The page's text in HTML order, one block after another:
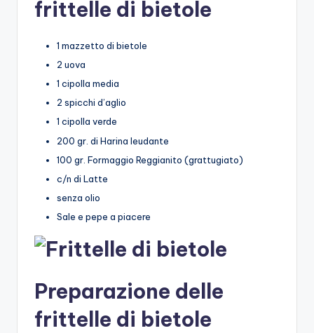
frittelle di bietole
1 mazzetto di bietole
2 uova
1 cipolla media
2 spicchi d’aglio
1 cipolla verde
200 gr. di Harina leudante
100 gr. Formaggio Reggianito (grattugiato)
c/n di Latte
senza olio
Sale e pepe a piacere
Preparazione delle
frittelle di bietole